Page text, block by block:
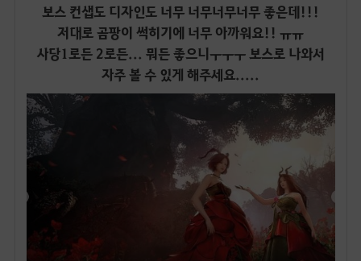
보스 컨샙도 디자인도 너무 너무너무너무 좋은데!!!
저대로 곰팡이 썩히기에 너무 아까워요!! ㅠㅠ
사당1로든 2로든... 뭐든 좋으니ㅜㅜㅜ 보스로 나와서
자주 볼 수 있게 해주세요.....